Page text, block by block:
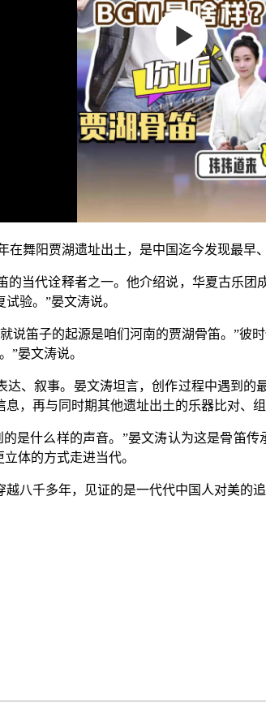
阳贾湖遗址出土，是中国迄今发现最早、
代诠释者之一。他介绍说，华夏古乐团
验。”晏文涛说。
子的起源是咱们河南的贾湖骨笛。”彼
”晏文涛说。
叙事。晏文涛坦言，创作过程中遇到的
，再与同时期其他遗址出土的乐器比对
什么样的声音。”晏文涛认为这是骨笛传
体的方式走进当代。
千多年，见证的是一代代中国人对美的